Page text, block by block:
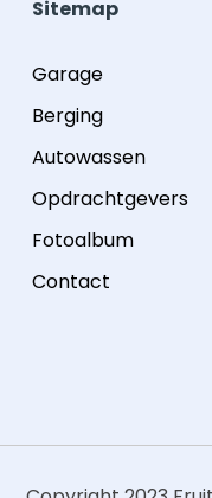
Sitemap
Garage
Berging
Autowassen
Opdrachtgevers
Fotoalbum
Contact